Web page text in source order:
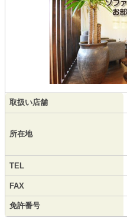
取扱い店舗
所在地
TEL
FAX
免許番号